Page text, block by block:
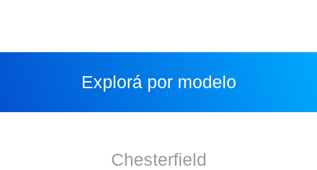
Explorá por modelo
Chesterfield